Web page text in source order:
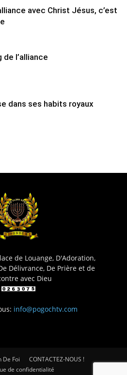
avec Christ Jésus, c’est
de l’alliance
dans ses habits royaux
de Louange, D'Adoration,
Délivrance, De Prière et de
avec Dieu
info@pogochtv.com
De Foi
CONTACTEZ-NOUS !
de confidentialité